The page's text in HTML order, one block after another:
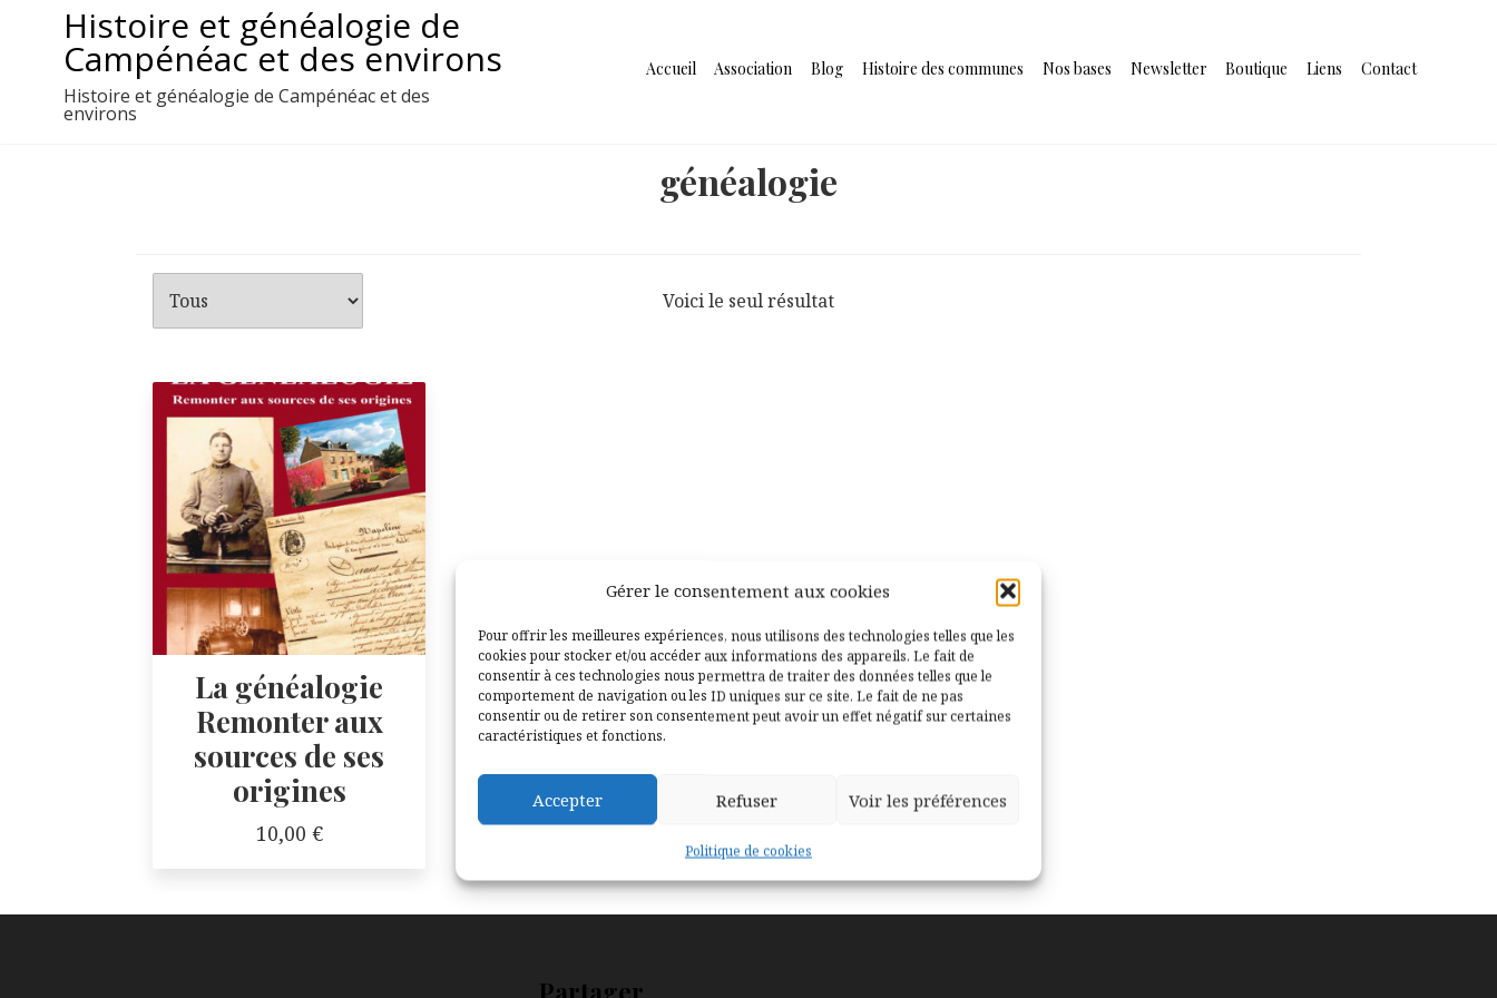
Gérer le consentement aux cookies
Pour offrir les meilleures expériences, nous utilisons des technologies telles que les
cookies pour stocker et/ou accéder aux informations des appareils. Le fait de
consentir à ces technologies nous permettra de traiter des données telles que le
comportement de navigation ou les ID uniques sur ce site. Le fait de ne pas
consentir ou de retirer son consentement peut avoir un effet négatif sur certaines
caractéristiques et fonctions.
Accepter Refuser Voir les préférences
Politique de cookies
contenu
Histoire et généalogie de
Campénéac et des environs
Histoire et généalogie de Campénéac et des
environs
Accueil Association Blog Histoire des communes Nos bases Newsletter Boutique Liens Contact
généalogie
Voici le seul résultat
La généalogie
Remonter aux
sources de ses
origines
10,00 €